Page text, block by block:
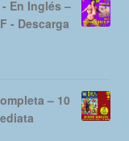
- En Inglés –
- Descarga
– 10